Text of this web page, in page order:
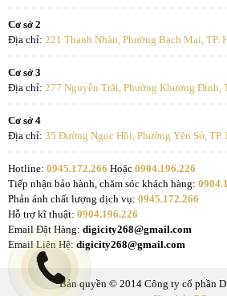
Cơ sở 2
Địa chỉ: 221 Thanh Nhàn, Phường Bạch Mai, TP.
Cơ sở 3
Địa chỉ: 277 Nguyễn Trãi, Phường Khương Đình,
Cơ sở 4
Địa chỉ: 35 Đường Ngọc Hồi, Phường Yên Sở, TP.
Hotline: 0945.172.266 Hoặc 0904.196.226
Tiếp nhận bảo hành, chăm sóc khách hàng:
Phản ánh chất lượng dịch vụ: 0945.172.266
Hỗ trợ kĩ thuật: 0904.196.226
Email Đặt Hàng: digicity268@gmail.com
Email Liên Hệ: digicity268@gmail.com
Bản quyền © 2014 Công ty cổ phần